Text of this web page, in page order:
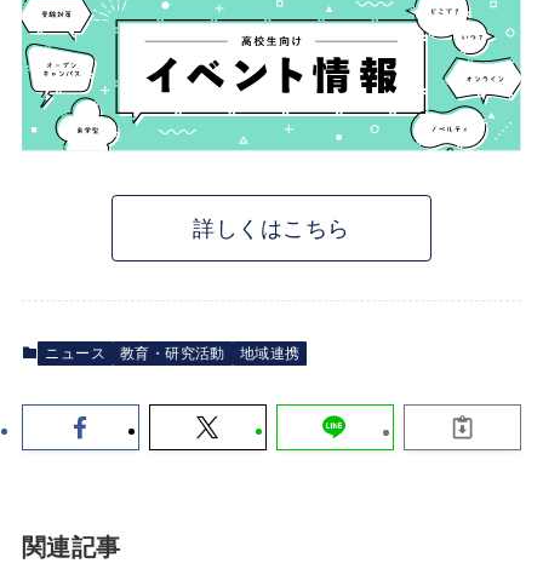
詳しくはこちら
ニュース 教育・研究活動 地域連携
関連記事